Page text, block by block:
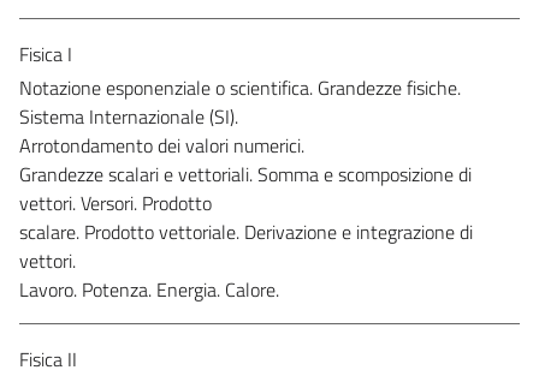
Fisica I
Notazione esponenziale o scientifica. Grandezze fisiche.
Sistema Internazionale (SI).
Arrotondamento dei valori numerici.
Grandezze scalari e vettoriali. Somma e scomposizione di
vettori. Versori. Prodotto
scalare. Prodotto vettoriale. Derivazione e integrazione di
vettori.
Lavoro. Potenza. Energia. Calore.
Fisica II